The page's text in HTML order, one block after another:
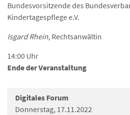
Bundesvorsitzende des
Kindertagespflege e.V.
Isgard Rhein, Rechtsanwältin
14:00 Uhr
Ende der Veranstaltung
Digitales Forum
Donnerstag, 17.11.2022